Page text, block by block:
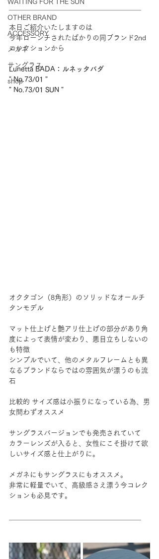
WAITING FOR THE SUN
OTHER BRAND
ACCESSORY
メガネ
サングラス
shop
＿＿＿＿＿＿＿＿＿＿＿＿＿＿＿＿＿＿＿
本日ご紹介いたしますのは
今年ローンチされたばかりの同ブランド2nd
コレクションから
Lunetta BADA：ルネッタバダ
" No.73/01 "
" No.73/01 SUN "
オクタゴン（8角形）のソリッドなオールチ
タンモデル
マット仕上げと艶アリ仕上げの部分があり角
度によって表情が変わり、悪目立ちしないの
も特徴
シンプルでいて、他のメタルフレームとも異
なるブランドならではの雰囲気が漂うのも流
石
比較的 サイズ感は小振りになっている為、男
女問わずオススメ
サングラスバージョンでも発売されていて
カラーレンズが入ると、女性にこそ掛けて欲
しいサイズ感と仕上がりに。
メガネにもサングラスにもオススメ。
非常に軽量でいて、高級感さえ漂う今コレク
ションも必見です。